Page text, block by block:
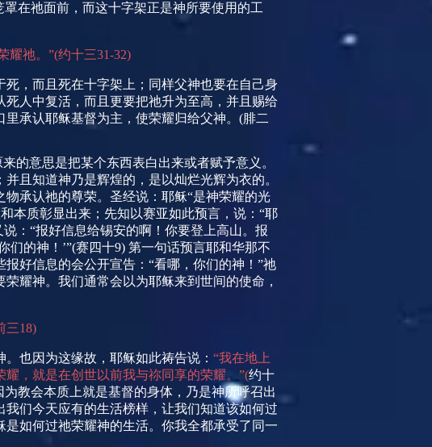
在祂面前，而这十字架正是神所要使用的工
耀祂。”(约十三31-32)
，而且死在十字架上；同样父神也要在自己身
死人中复活，而且更要把祂升为至高，并且赐给
承认耶稣基督为主，使荣耀归给父神。 (腓二
的意思是把某个东西表白出来或者赋予意义。
且知道神乃是辉煌的，是以灿烂光辉为衣的。
承认祂的尊荣。圣经说：耶稣“是神荣耀的光
本质彰显出来；先知以赛亚如此预言，说：“耶
说：“报好信息给锡安的啊！你要登上高山。报
们的神！’”(赛四十9) 第一句话预言耶和华那不
好信息的会公开宣告：“看哪，你们的神！”祂
耀神。我们通常会以为耶稣来到世间的使命，
三18)
也因为这缘故，耶稣如此祷告说： “我在地上
，就是在创世以前我与祢同享的荣耀。”(约十
教会本质上就是基督的身体，乃是神所呼召出
们今天应有的生活榜样，让我们知道该如何过
如何过祂荣耀神的生活。你我全都承受了同一